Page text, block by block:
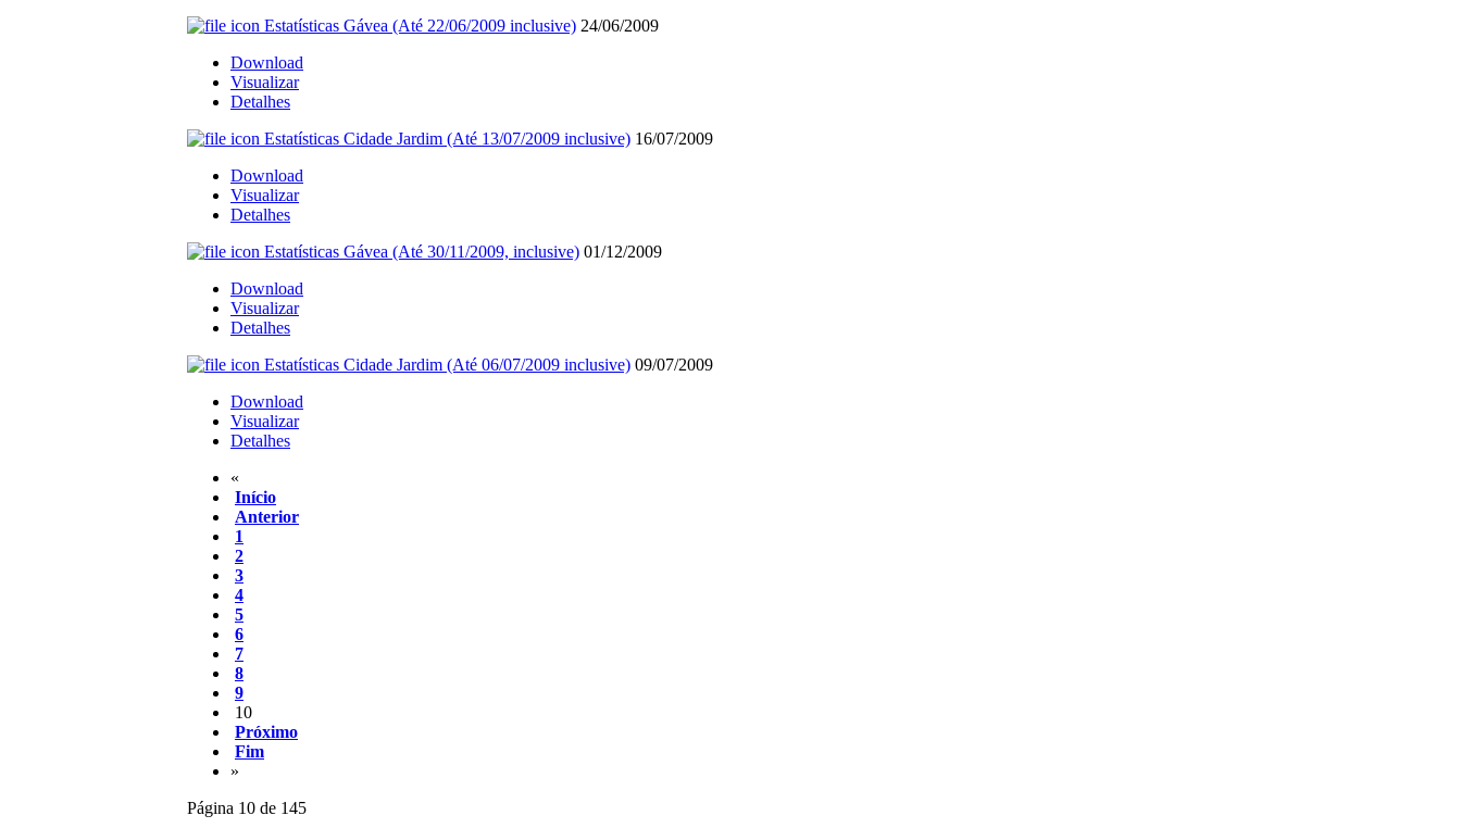
Estatísticas Gávea (Até 22/06/2009 inclusive) 24/06/2009
Download
Visualizar
Detalhes
Estatísticas Cidade Jardim (Até 13/07/2009 inclusive) 16/07/2009
Download
Visualizar
Detalhes
Estatísticas Gávea (Até 30/11/2009, inclusive) 01/12/2009
Download
Visualizar
Detalhes
Estatísticas Cidade Jardim (Até 06/07/2009 inclusive) 09/07/2009
Download
Visualizar
Detalhes
«
Início
Anterior
1
2
3
4
5
6
7
8
9
10
Próximo
Fim
»
Página 10 de 145